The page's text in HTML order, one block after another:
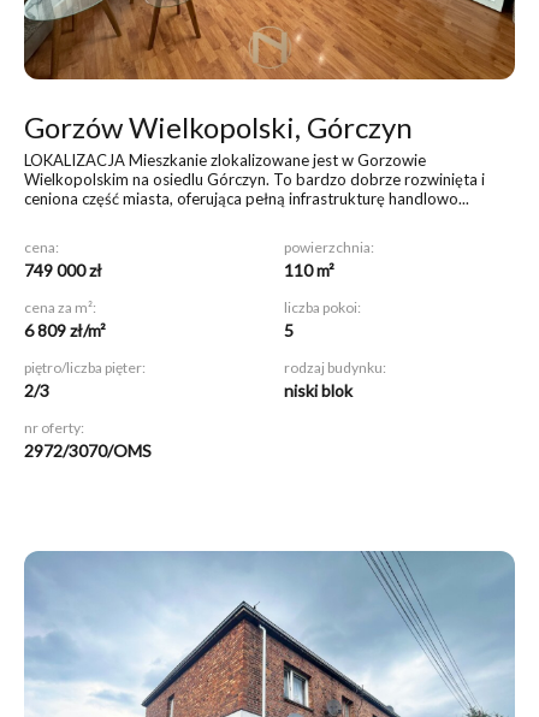
Gorzów Wielkopolski, Górczyn
LOKALIZACJA Mieszkanie zlokalizowane jest w Gorzowie
Wielkopolskim na osiedlu Górczyn. To bardzo dobrze rozwinięta i
ceniona część miasta, oferująca pełną infrastrukturę handlowo...
cena:
749 000 zł
powierzchnia:
110 m²
cena za m²:
6 809 zł/m²
liczba pokoi:
5
piętro/liczba pięter:
2/3
rodzaj budynku:
niski blok
nr oferty:
2972/3070/OMS